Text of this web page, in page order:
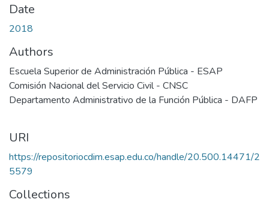
Date
2018
Authors
Escuela Superior de Administración Pública - ESAP
Comisión Nacional del Servicio Civil - CNSC
Departamento Administrativo de la Función Pública - DAFP
URI
https://repositoriocdim.esap.edu.co/handle/20.500.14471/2
5579
Collections